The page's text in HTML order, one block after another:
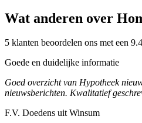
Wat anderen over
5 klanten beoordelen ons met een
Goede en duidelijke informatie
Goed overzicht van Hypotheek
nieuwsberichten. Kwalitatief
F.V. Doedens uit Winsum